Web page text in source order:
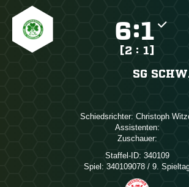
:
[2 : 1]
SG
Schiedsrichter: 
Assistenten:
Zuschauer:
Staffel-ID: 340109
Spiel: 340109078 / 9.